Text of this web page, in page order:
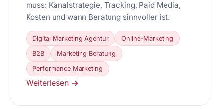
muss: Kanalstrategie, Tracking, Paid Media,
Kosten und wann Beratung sinnvoller ist.
Digital Marketing Agentur Online-Marketing
B2B Marketing Beratung
Performance Marketing
Weiterlesen →